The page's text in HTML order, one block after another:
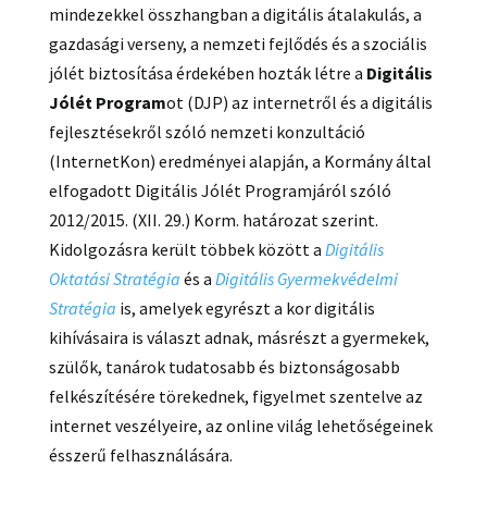
mindezekkel összhangban a digitális átalakulás, a
gazdasági verseny, a nemzeti fejlődés és a szociális
jólét biztosítása érdekében hozták létre a Digitális
Jólét Programot (DJP) az internetről és a digitális
fejlesztésekről szóló nemzeti konzultáció
(InternetKon) eredményei alapján, a Kormány által
elfogadott Digitális Jólét Programjáról szóló
2012/2015. (XII. 29.) Korm. határozat szerint.
Kidolgozásra került többek között a Digitális
Oktatási Stratégia és a Digitális Gyermekvédelmi
Stratégia is, amelyek egyrészt a kor digitális
kihívásaira is választ adnak, másrészt a gyermekek,
szülők, tanárok tudatosabb és biztonságosabb
felkészítésére törekednek, figyelmet szentelve az
internet veszélyeire, az online világ lehetőségeinek
ésszerű felhasználására.